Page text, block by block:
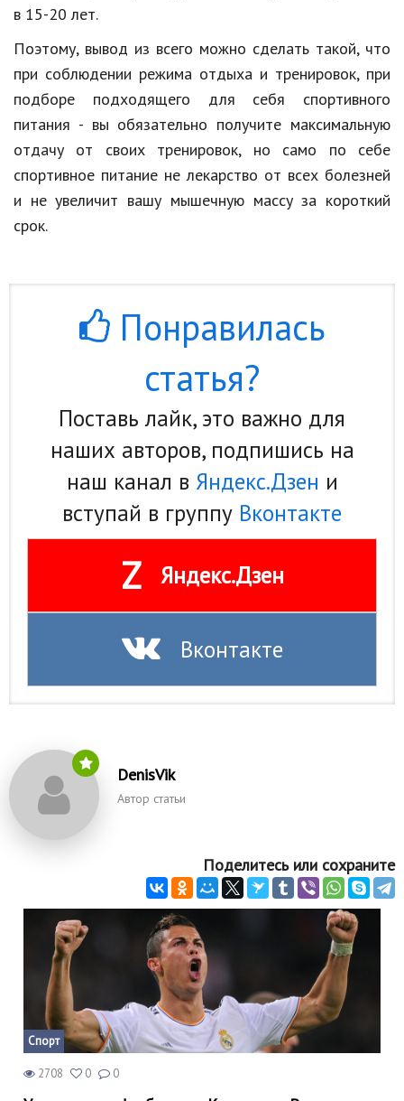
в 15-20 лет.
Поэтому, вывод из всего можно сделать такой, что
при соблюдении режима отдыха и тренировок, при
подборе подходящего для себя спортивного
питания - вы обязательно получите максимальную
отдачу от своих тренировок, но само по себе
спортивное питание не лекарство от всех болезней
и не увеличит вашу мышечную массу за короткий
срок.
Понравилась
статья?
Поставь лайк, это важно для
наших авторов, подпишись на
наш канал в Яндекс.Дзен и
вступай в группу Вконтакте
Z Яндекс.Дзен
Вконтакте
DenisVik
Автор статьи
Поделитесь или сохраните
Спорт
2708 0 0